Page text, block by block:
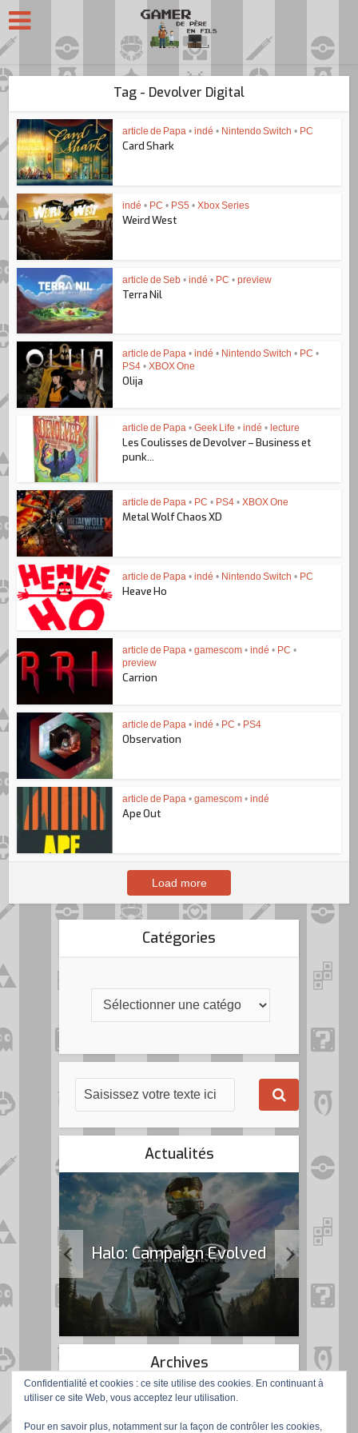
Tag - Devolver Digital
article de Papa • indé • Nintendo Switch • PC
Card Shark
indé • PC • PS5 • Xbox Series
Weird West
article de Seb • indé • PC • preview
Terra Nil
article de Papa • indé • Nintendo Switch • PC •
PS4 • XBOX One
Olija
article de Papa • Geek Life • indé • lecture
Les Coulisses de Devolver – Business et
punk...
article de Papa • PC • PS4 • XBOX One
Metal Wolf Chaos XD
article de Papa • indé • Nintendo Switch • PC
Heave Ho
article de Papa • gamescom • indé • PC •
preview
Carrion
article de Papa • indé • PC • PS4
Observation
article de Papa • gamescom • indé
Ape Out
Load more
Catégories
Actualités
Halo: Campaign Evolved
Archives
Confidentialité et cookies : ce site utilise des cookies. En continuant à
utiliser ce site Web, vous acceptez leur utilisation.
Pour en savoir plus, notamment sur la façon de contrôler les cookies,